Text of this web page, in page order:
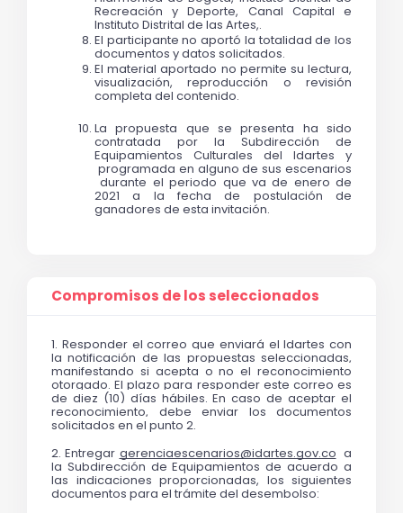
Recreación y Deporte, Canal Capital e
Instituto Distrital de las Artes,.
El participante no aportó la totalidad de los
documentos y datos solicitados.
El material aportado no permite su lectura,
visualización, reproducción o revisión
completa del contenido.
La propuesta que se presenta ha sido
contratada por la Subdirección de
Equipamientos Culturales del Idartes y
programada en alguno de sus escenarios
durante el periodo que va de enero de
2021 a la fecha de postulación de
ganadores de esta invitación.
Compromisos de los seleccionados
1. Responder el correo que enviará el Idartes con
la notificación de las propuestas seleccionadas,
manifestando si acepta o no el reconocimiento
otorgado. El plazo para responder este correo es
de diez (10) días hábiles. En caso de aceptar el
reconocimiento, debe enviar los documentos
solicitados en el punto 2.
2. Entregar gerenciaescenarios@idartes.gov.co a
la Subdirección de Equipamientos de acuerdo a
las indicaciones proporcionadas, los siguientes
documentos para el trámite del desembolso: